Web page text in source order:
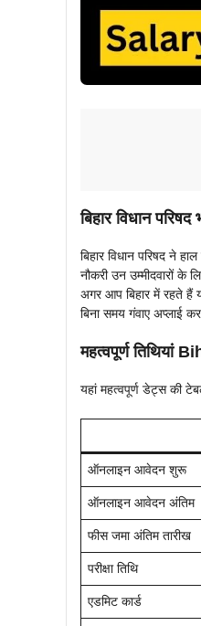
बिहार विधान
बिहार विधान परिषद ने
नौकरी उन उम्मीदवारों
अगर आप बिहार में रहते हैं
बिना समय गंवाए अप्लाई
महत्वपूर्ण
यहां महत्वपूर्ण डेट्स की
ऑनलाइन आवेदन शुरू
ऑनलाइन आवेदन अंतिम
फीस जमा अंतिम तारीख
परीक्षा तिथि
एडमिट कार्ड